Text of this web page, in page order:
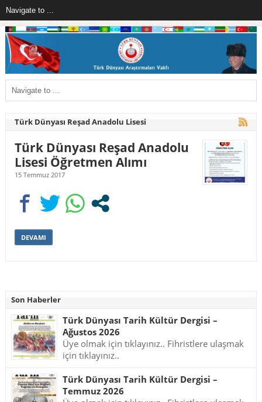
Türk Dünyası Reşad Anadolu Lisesi
Türk Dünyası Reşad Anadolu
Lisesi Öğretmen Alımı
15 Temmuz 2017
DEVAMI
Son Haberler
Türk Dünyası Tarih Kültür Dergisi –
Ağustos 2026
Üye olmak için tıklayınız.. Fihristlere ulaşmak
için tıklayınız..
Türk Dünyası Tarih Kültür Dergisi –
Temmuz 2026